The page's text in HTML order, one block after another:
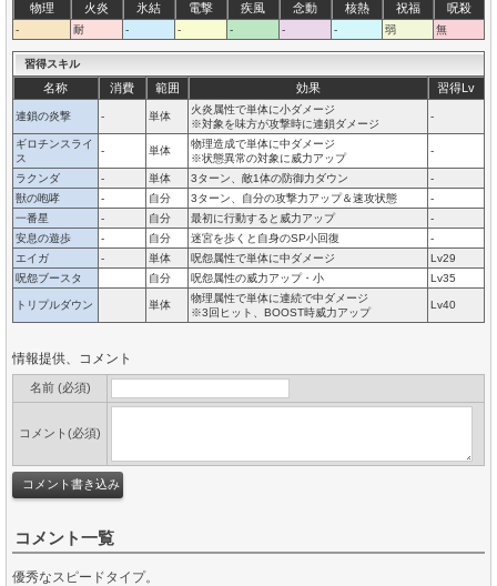
物理 火炎 氷結 電撃 疾風 念動 核熱 祝福 呪殺
- 耐 - - - - - 弱 無
習得スキル
名称 消費 範囲 効果 習得Lv
連鎖の炎撃 - 単体
火炎属性で単体に小ダメージ
※対象を味方が攻撃時に連鎖ダメージ
-
ギロチンスライ
ス
- 単体
物理造成で単体に中ダメージ
※状態異常の対象に威力アップ
-
ラクンダ - 単体 3ターン、敵1体の防御力ダウン
-
獣の咆哮
- 自分 3ターン、自分の攻撃力アップ＆速攻状態
-
一番星
- 自分 最初に行動すると威力アップ
-
安息の遊歩
- 自分 迷宮を歩くと自身のSP小回復
-
エイガ
- 単体 呪怨属性で単体に中ダメージ
Lv29
呪怨ブースタ
自分 呪怨属性の威力アップ・小 Lv35
トリプルダウン 単体
物理属性で単体に連続で中ダメージ
※3回ヒット、BOOST時威力アップ
Lv40
情報提供、コメント
名前 (必須)
コメント(必須)
コメント一覧
優秀なスピードタイプ。